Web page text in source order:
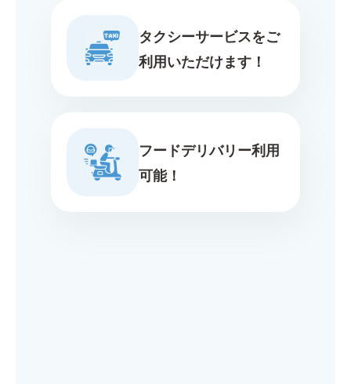
タクシーサービスをご
利用いただけます！
フードデリバリー利用
可能！